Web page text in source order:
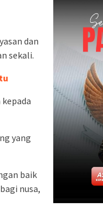
dan
sekali.
yang
baik
nusa,